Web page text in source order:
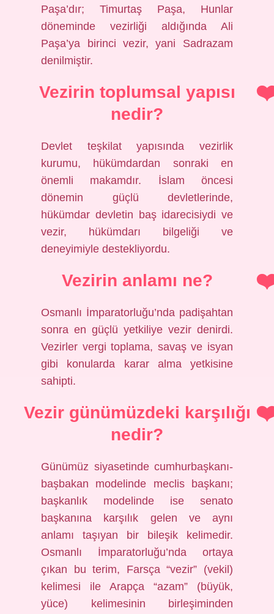
Paşa’dır; Timurtaş Paşa, Hunlar
döneminde vezirliği aldığında Ali
Paşa’ya birinci vezir, yani Sadrazam
denilmiştir.
Vezirin toplumsal yapısı
nedir?
Devlet teşkilat yapısında vezirlik
kurumu, hükümdardan sonraki en
önemli makamdır. İslam öncesi
dönemin güçlü devletlerinde,
hükümdar devletin baş idarecisiydi ve
vezir, hükümdarı bilgeliği ve
deneyimiyle destekliyordu.
Vezirin anlamı ne?
Osmanlı İmparatorluğu’nda padişahtan
sonra en güçlü yetkiliye vezir denirdi.
Vezirler vergi toplama, savaş ve isyan
gibi konularda karar alma yetkisine
sahipti.
Vezir günümüzdeki karşılığı
nedir?
Günümüz siyasetinde cumhurbaşkanı-
başbakan modelinde meclis başkanı;
başkanlık modelinde ise senato
başkanına karşılık gelen ve aynı
anlamı taşıyan bir bileşik kelimedir.
Osmanlı İmparatorluğu’nda ortaya
çıkan bu terim, Farsça “vezir” (vekil)
kelimesi ile Arapça “azam” (büyük,
yüce) kelimesinin birleşiminden